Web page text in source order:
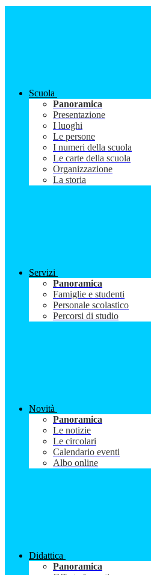
Scuola
Panoramica
Presentazione
I luoghi
Le persone
I numeri della scuola
Le carte della scuola
Organizzazione
La storia
Servizi
Panoramica
Famiglie e studenti
Personale scolastico
Percorsi di studio
Novità
Panoramica
Le notizie
Le circolari
Calendario eventi
Albo online
Didattica
Panoramica